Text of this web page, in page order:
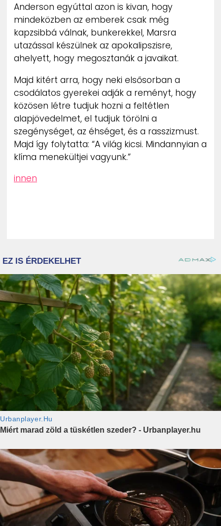
Anderson egyúttal azon is kivan, hogy
mindeközben az emberek csak még
kapzsibbá válnak, bunkerekkel, Marsra
utazással készülnek az apokalipszisre,
ahelyett, hogy megosztanák a javaikat.
Majd kitért arra, hogy neki elsősorban a
csodálatos gyerekei adják a reményt, hogy
közösen létre tudjuk hozni a feltétlen
alapjövedelmet, el tudjuk törölni a
szegénységet, az éhséget, és a rasszizmust.
Majd így folytatta: “A világ kicsi. Mindannyian a
klíma menekültjei vagyunk.”
innen